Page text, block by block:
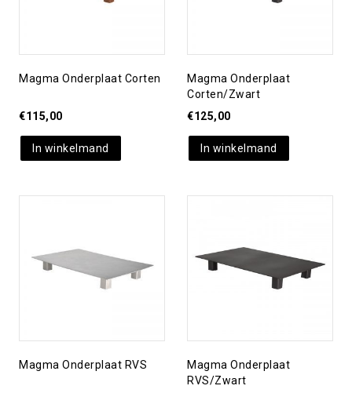
Magma Onderplaat Corten
€115,00
In winkelmand
Magma Onderplaat
Corten/zwart
€125,00
In winkelmand
Magma Onderplaat RVS
Magma Onderplaat
RVS/zwart